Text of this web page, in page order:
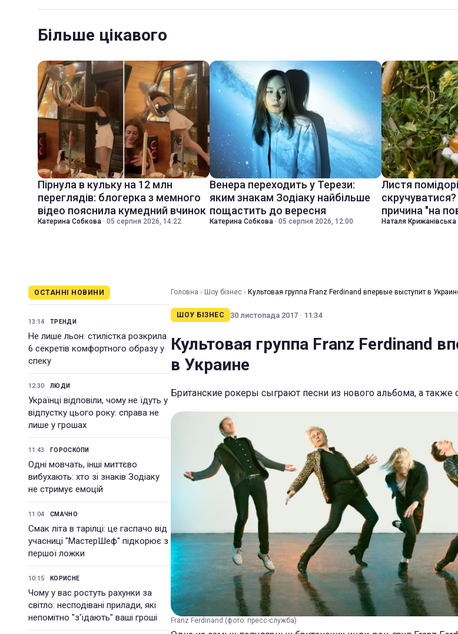
Більше цікавого
Пірнула в кульку на 12 млн
переглядів: блогерка з мемного
відео пояснила кумедний вчинок
Катерина Собкова · 05 серпня 2026, 14:22
Венера переходить у Терези:
яким знакам Зодіаку найбільше
пощастить до вересня
Катерина Собкова · 05 серпня 2026, 12:00
Листя
причина "на
Наталя Крижанівська
ОСТАННІ НОВИНИ
13:14 ТРЕНДИ
Не лише льон: стилістка розкрила
6 секретів комфортного образу у
спеку
12:30 ЛЮДИ
Українці відповіли, чому не їдуть у
відпустку цього року: справа не
лише у грошах
11:43 ГОРОСКОПИ
Одні мовчать, інші миттєво
вибухають: хто зі знаків Зодіаку
не стримує емоцій
11:04 СМАЧНО
Смак літа в тарілці: це гаспачо від
учасниці "МастерШеф" підкорює з
першої ложки
10:15 КОРИСНЕ
Чому у вас ростуть рахунки за
світло: несподівані прилади, які
непомітно "з'їдають" ваші гроші
Головна › Шоу бізнес › Культовая группа Franz Ferdinand впервые выступит в
ШОУ БІЗНЕС 30 листопада 2017 · 11:34
Культовая группа Franz Ferdinand
в Украине
Британские рокеры сыграют песни из нового альбома, а также
Franz Ferdinand (фото: пресс-служба)